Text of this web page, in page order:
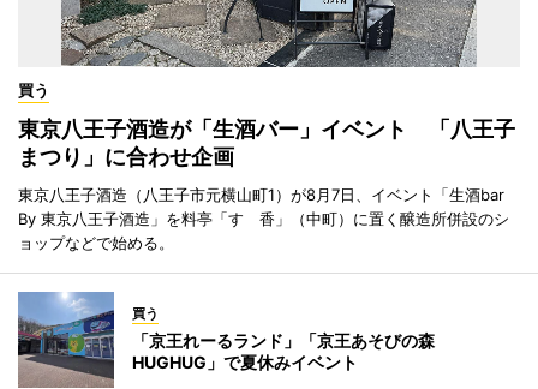
買う
東京八王子酒造が「生酒バー」イベント 「八王子
まつり」に合わせ企画
東京八王子酒造（八王子市元横山町1）が8月7日、イベント「生酒bar
By 東京八王子酒造」を料亭「すゞ香」（中町）に置く醸造所併設のシ
ョップなどで始める。
買う
「京王れーるランド」「京王あそびの森
HUGHUG」で夏休みイベント